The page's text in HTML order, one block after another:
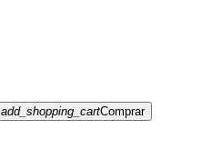
add_shopping_cartComprar